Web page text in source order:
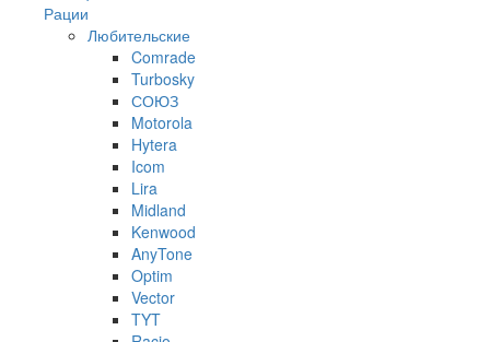
Рации
Любительские
Comrade
Turbosky
СОЮЗ
Motorola
Hytera
Icom
Lira
Midland
Kenwood
AnyTone
Optim
Vector
TYT